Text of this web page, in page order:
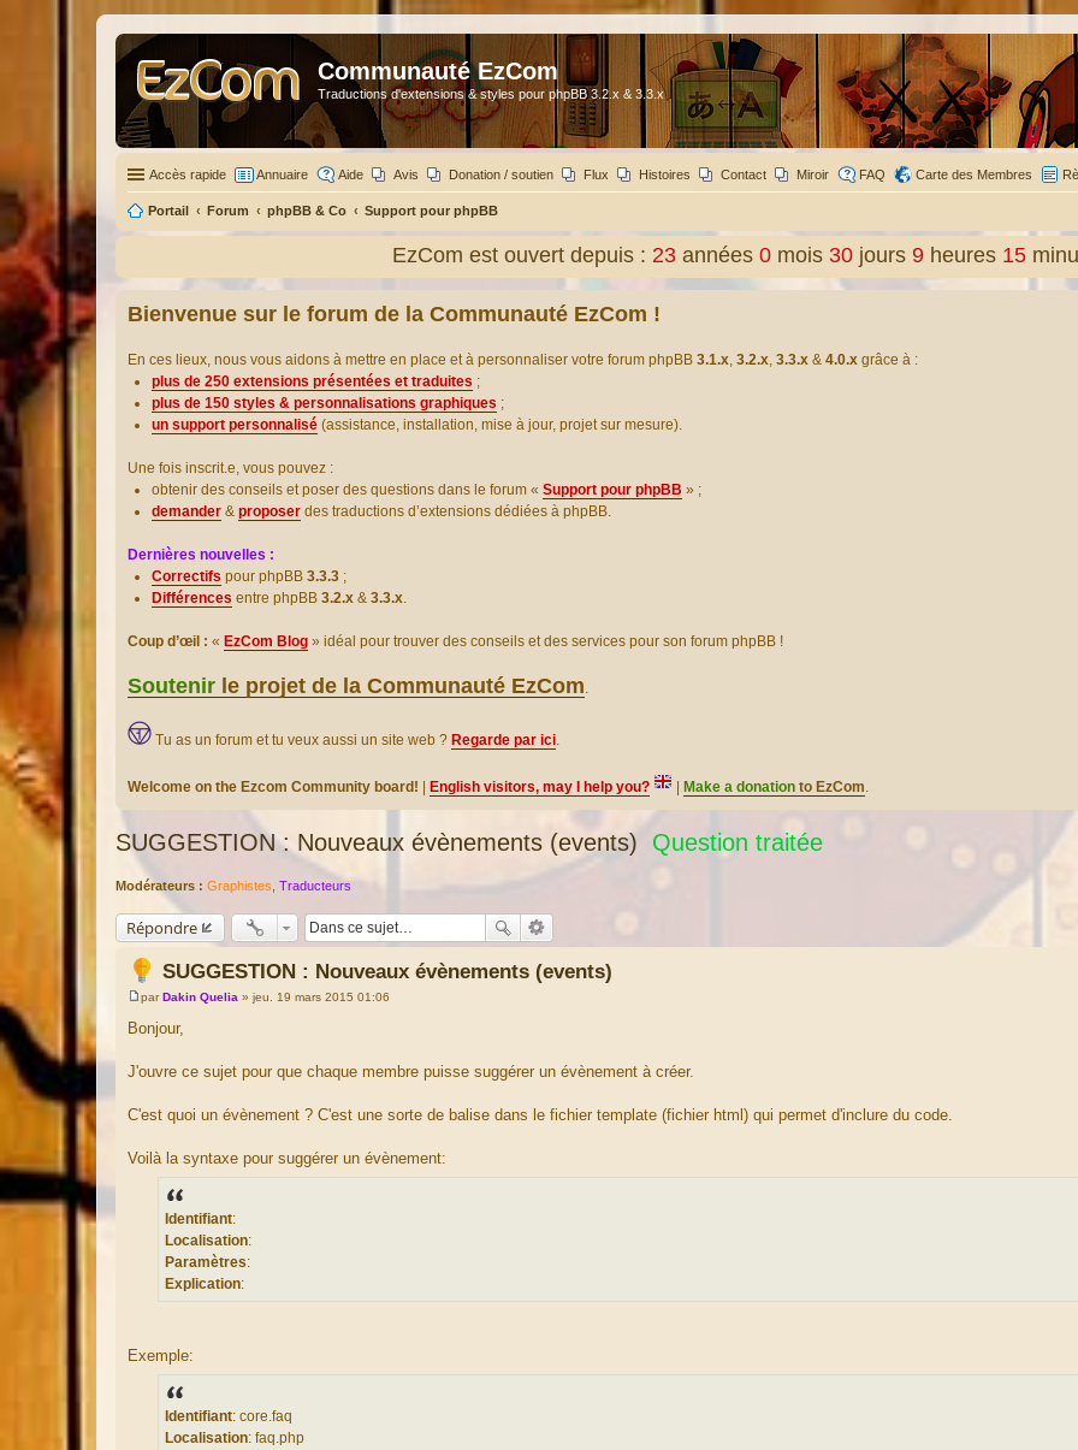
Communauté EzCom
Traductions d'extensions & styles pour phpBB 3.2.x & 3.3.x
Accès rapide Annuaire Aide Avis Donation / soutien Flux Histoires Contact Miroir FAQ Carte des Membres
Portail Forum phpBB & Co Support pour phpBB
EzCom est ouvert depuis : 23 années 0 mois 30 jours 9 heures 15
Bienvenue sur le forum de la Communauté EzCom !
En ces lieux, nous vous aidons à mettre en place et à personnaliser votre forum phpBB 3.1.x, 3.2.x, 3.3.x & 4.0.x grâce à :
plus de 250 extensions présentées et traduites ;
plus de 150 styles & personnalisations graphiques ;
un support personnalisé (assistance, installation, mise à jour, projet sur mesure).
Une fois inscrit.e, vous pouvez :
obtenir des conseils et poser des questions dans le forum « Support pour phpBB » ;
demander & proposer des traductions d’extensions dédiées à phpBB.
Dernières nouvelles :
Correctifs pour phpBB 3.3.3 ;
Différences entre phpBB 3.2.x & 3.3.x.
Coup d’œil : « EzCom Blog » idéal pour trouver des conseils et des services pour son forum phpBB !
Soutenir le projet de la Communauté EzCom.
Tu as un forum et tu veux aussi un site web ? Regarde par ici.
Welcome on the Ezcom Community board! English visitors, may I help you? Make a donation to EzCom.
SUGGESTION : Nouveaux évènements (events) Question traitée
Modérateurs : Graphistes Traducteurs
Répondre
SUGGESTION : Nouveaux évènements (events)
M
s
g
parDakin Quelia » jeu. 19 mars 2015 01:06
Bonjour,
J'ouvre ce sujet pour que chaque membre puisse suggérer un évènement à créer.
C'est quoi un évènement ? C'est une sorte de balise dans le fichier template (fichier html) qui permet d'inclure du code.
Voilà la syntaxe pour suggérer un évènement:
Identifiant:
Localisation:
Paramètres:
Explication:
Exemple:
Identifiant: core.faq
Localisation: faq.php